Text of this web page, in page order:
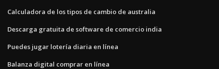
Calculadora de los tipos de cambio de australia
Descarga gratuita de software de comercio india
Puedes jugar lotería diaria en línea
Balanza digital comprar en línea